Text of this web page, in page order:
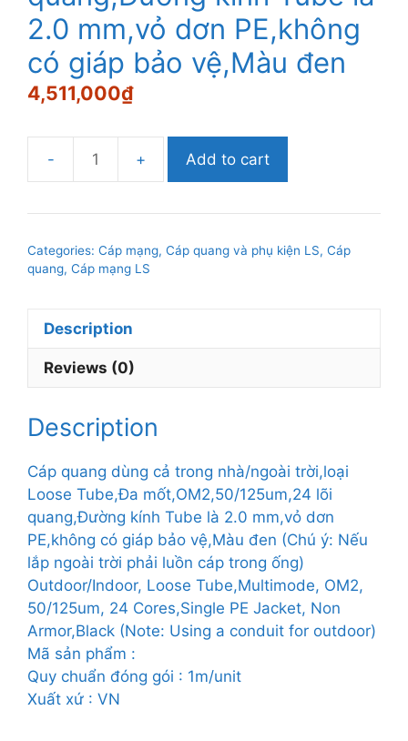
2.0 mm,vỏ dơn PE,không
có giáp bảo vệ,Màu đen
4,511,000₫
Cáp
dùng
trong
Tube,Đa
Tube
là
2.0
mm,vỏ
dơn
PE,không
có
giáp
vệ,Màu
Add to cart
Categories: Cáp mạng, Cáp quang và phụ kiện LS, Cáp
quang, Cáp mạng LS
Description
Reviews (0)
Description
Cáp quang dùng cả trong nhà/ngoài trời,loại
Loose Tube,Đa mốt,OM2,50/125um,24 lõi
quang,Đường kính Tube là 2.0 mm,vỏ dơn
PE,không có giáp bảo vệ,Màu đen (Chú ý: Nếu
lắp ngoài trời phải luồn cáp trong ống)
Outdoor/Indoor, Loose Tube,Multimode, OM2,
50/125um, 24 Cores,Single PE Jacket, Non
Armor,Black (Note: Using a conduit for outdoor)
Mã sản phẩm :
Quy chuẩn đóng gói : 1m/unit
Xuất xứ : VN